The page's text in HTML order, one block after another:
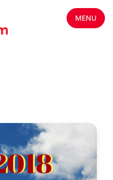
MENU